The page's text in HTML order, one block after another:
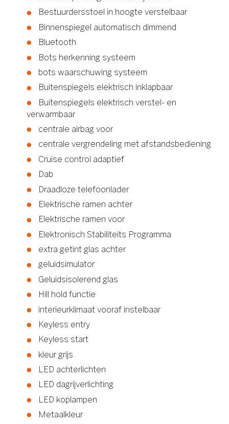
Bestuurdersstoel in hoogte verstelbaar
Binnenspiegel automatisch dimmend
Bluetooth
Bots herkenning systeem
bots waarschuwing systeem
Buitenspiegels elektrisch inklapbaar
Buitenspiegels elektrisch verstel- en
verwarmbaar
centrale airbag voor
centrale vergrendeling met afstandsbediening
Cruise control adaptief
Dab
Draadloze telefoonlader
Elektrische ramen achter
Elektrische ramen voor
Elektronisch Stabiliteits Programma
extra getint glas achter
geluidsimulator
Geluidsisolerend glas
Hill hold functie
interieurklimaat vooraf instelbaar
Keyless entry
Keyless start
kleur grijs
LED achterlichten
LED dagrijverlichting
LED koplampen
Metaalkleur